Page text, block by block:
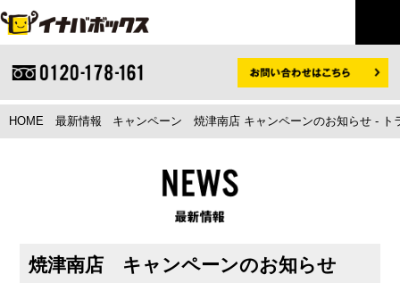
HOME 最新情報 キャンペーン 焼津南店 キャンペーンのお知らせ - ト
焼津南店 キャンペーンのお知らせ